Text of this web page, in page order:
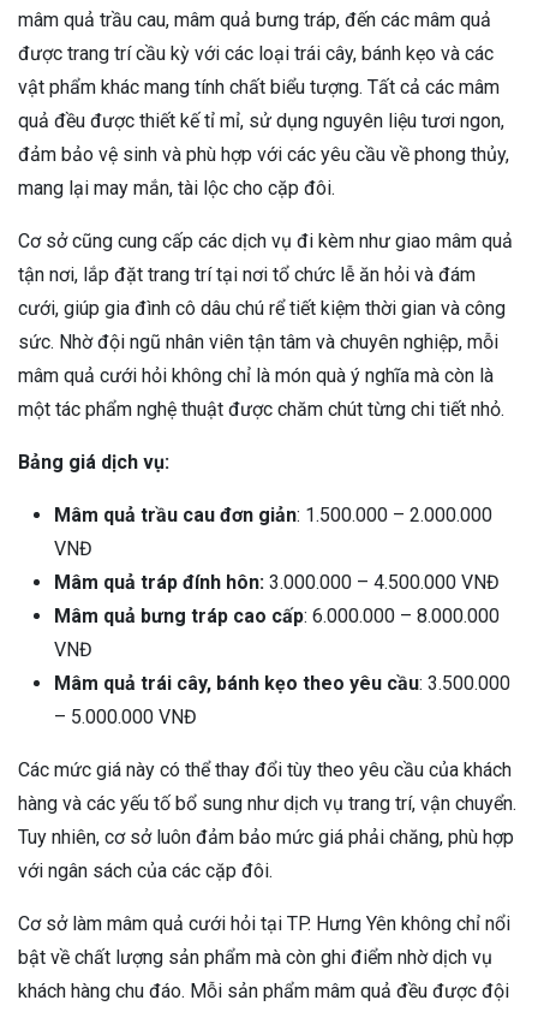
mâm quả trầu cau, mâm quả bưng tráp, đến các mâm quả
được trang trí cầu kỳ với các loại trái cây, bánh kẹo và các
vật phẩm khác mang tính chất biểu tượng. Tất cả các mâm
quả đều được thiết kế tỉ mỉ, sử dụng nguyên liệu tươi ngon,
đảm bảo vệ sinh và phù hợp với các yêu cầu về phong thủy,
mang lại may mắn, tài lộc cho cặp đôi.
Cơ sở cũng cung cấp các dịch vụ đi kèm như giao mâm quả
tận nơi, lắp đặt trang trí tại nơi tổ chức lễ ăn hỏi và đám
cưới, giúp gia đình cô dâu chú rể tiết kiệm thời gian và công
sức. Nhờ đội ngũ nhân viên tận tâm và chuyên nghiệp, mỗi
mâm quả cưới hỏi không chỉ là món quà ý nghĩa mà còn là
một tác phẩm nghệ thuật được chăm chút từng chi tiết nhỏ.
Bảng giá dịch vụ:
Mâm quả trầu cau đơn giản: 1.500.000 – 2.000.000
VNĐ
Mâm quả tráp đính hôn: 3.000.000 – 4.500.000 VNĐ
Mâm quả bưng tráp cao cấp: 6.000.000 – 8.000.000
VNĐ
Mâm quả trái cây, bánh kẹo theo yêu cầu: 3.500.000
– 5.000.000 VNĐ
Các mức giá này có thể thay đổi tùy theo yêu cầu của khách
hàng và các yếu tố bổ sung như dịch vụ trang trí, vận chuyển.
Tuy nhiên, cơ sở luôn đảm bảo mức giá phải chăng, phù hợp
với ngân sách của các cặp đôi.
Cơ sở làm mâm quả cưới hỏi tại TP. Hưng Yên không chỉ nổi
bật về chất lượng sản phẩm mà còn ghi điểm nhờ dịch vụ
khách hàng chu đáo. Mỗi sản phẩm mâm quả đều được đội